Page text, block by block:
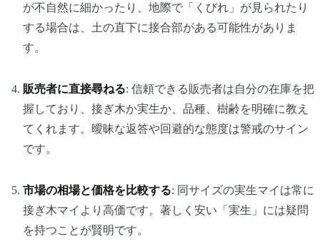
が不自然に細かったり、地際で「くびれ」が見られたり
する場合は、土の直下に接合部がある可能性がありま
す。
販売者に直接尋ねる: 信頼できる販売者は自分の在庫を把
握しており、接ぎ木か実生か、品種、樹齢を明確に教え
てくれます。曖昧な返答や回避的な態度は警戒のサイン
です。
市場の相場と価格を比較する: 同サイズの実生マイは常に
接ぎ木マイより高価です。著しく安い「実生」には疑問
を持つことが賢明です。